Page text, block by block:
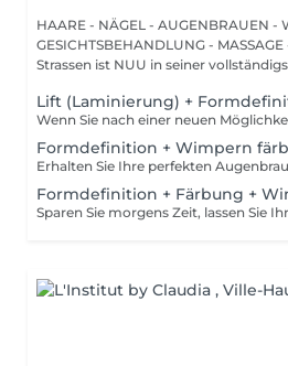
HAARE - NÄGEL - AUGENBRAUEN -
GESICHTSBEHANDLUNG -
Strassen ist NUU in seiner
Lift (Laminierung) +
Formdefinition + Wimpern
Formdefinition + Färbung +